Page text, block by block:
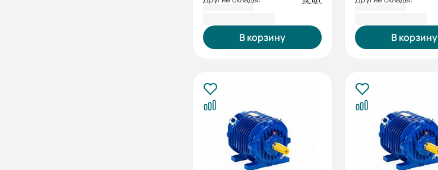
В корзину В корзину